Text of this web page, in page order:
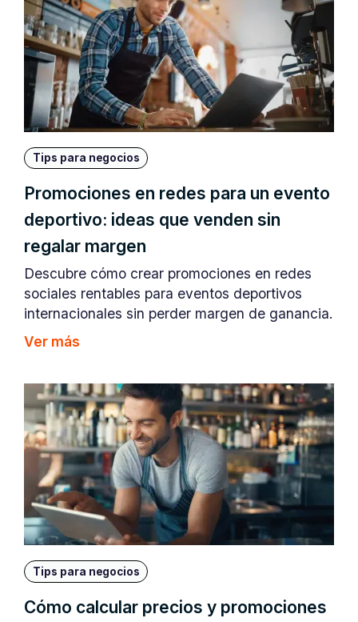
Tips para negocios
Promociones en redes para un evento
deportivo: ideas que venden sin
regalar margen
Descubre cómo crear promociones en redes
sociales rentables para eventos deportivos
internacionales sin perder margen de ganancia.
Ver más
Tips para negocios
Cómo calcular precios y promociones